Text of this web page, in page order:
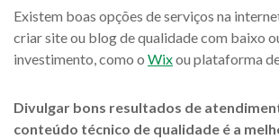
Existem boas opções de serviços na
criar site ou blog de qualidade com baixo
investimento, como o Wixou plataforma
Divulgar bons resultados de
conteúdo técnico de qualidade é a